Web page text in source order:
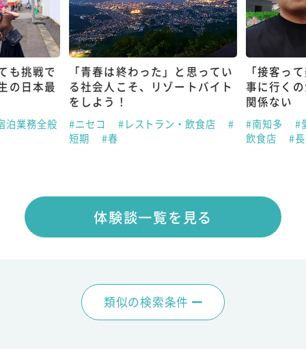
も挑戦で
の日本最
泊業務全般
「青春は終わった」と思ってい
る社会人こそ、リゾートバイト
をしよう！
#ニセコ #レストラン・飲食店
#
短期
#春
「接客っ
事に行く
関係ない
#南知多
#
飲食店
#
体験談一覧を見る
類似の検索条件